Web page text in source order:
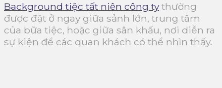
Background tiệc tất niên công tythường
được đặt ở ngay giữa sảnh lớn, trung tâm
của bữa tiệc, hoặc giữa sân khấu, nơi diễn ra
sự kiện để các quan khách có thể nhìn thấy.